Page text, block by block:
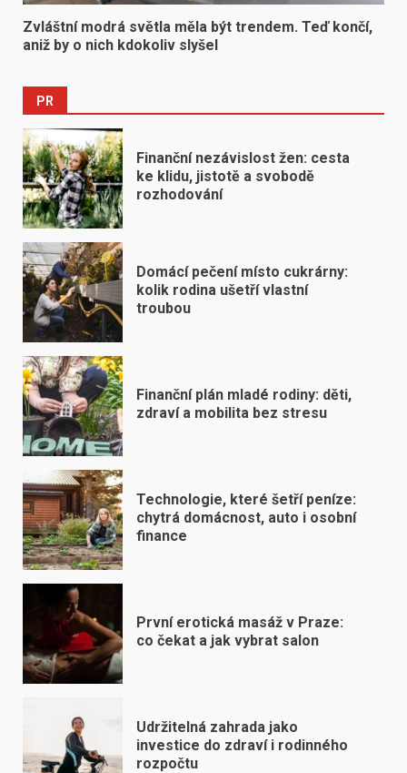
Zvláštní modrá světla měla být trendem. Teď končí,
aniž by o nich kdokoliv slyšel
PR
Finanční nezávislost žen: cesta
ke klidu, jistotě a svobodě
rozhodování
Domácí pečení místo cukrárny:
kolik rodina ušetří vlastní
troubou
Finanční plán mladé rodiny: děti,
zdraví a mobilita bez stresu
Technologie, které šetří peníze:
chytrá domácnost, auto i osobní
finance
První erotická masáž v Praze:
co čekat a jak vybrat salon
Udržitelná zahrada jako
investice do zdraví i rodinného
rozpočtu